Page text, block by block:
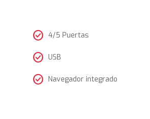
check_circle 4/5 Puertas
check_circle USB
check_circle Navegador integrado